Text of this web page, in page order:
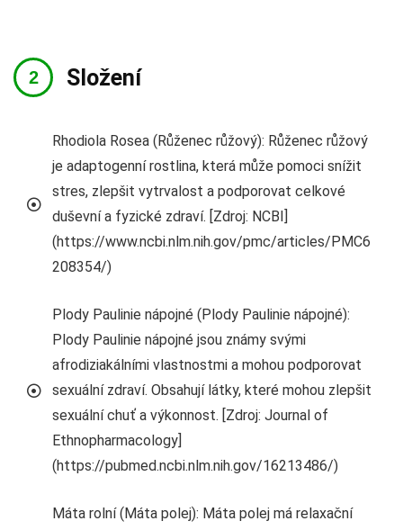
Složení
Rhodiola Rosea (Růženec růžový): Růženec růžový
je adaptogenní rostlina, která může pomoci snížit
stres, zlepšit vytrvalost a podporovat celkové
duševní a fyzické zdraví. [Zdroj: NCBI]
(https://www.ncbi.nlm.nih.gov/pmc/articles/PMC6
208354/)
Plody Paulinie nápojné (Plody Paulinie nápojné):
Plody Paulinie nápojné jsou známy svými
afrodiziakálními vlastnostmi a mohou podporovat
sexuální zdraví. Obsahují látky, které mohou zlepšit
sexuální chuť a výkonnost. [Zdroj: Journal of
Ethnopharmacology]
(https://pubmed.ncbi.nlm.nih.gov/16213486/)
Máta rolní (Máta polej): Máta polej má relaxační